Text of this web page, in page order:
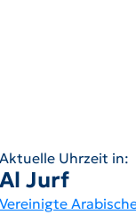
Aktuelle Uhrzeit in:
Al Jurf
Vereinigte